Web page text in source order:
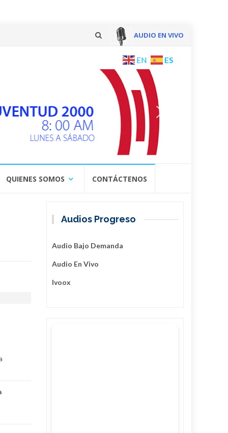
AUDIO EN VIVO
content
EN ES
QUIENES SOMOS CONTÁCTENOS
Audios Progreso
Audio Bajo Demanda
Audio En Vivo
Ivoox